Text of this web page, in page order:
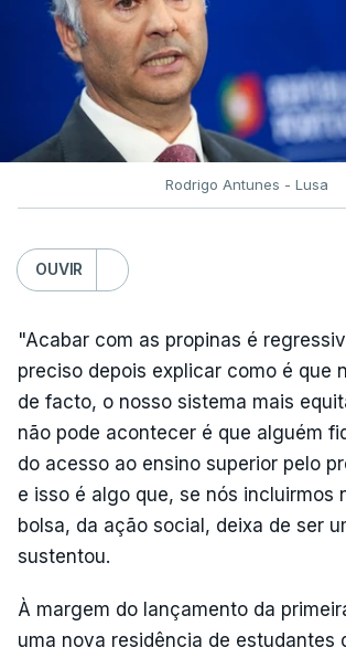
Rodrigo Antunes - Lusa
OUVIR
"Acabar com as propinas é
preciso depois explicar como é que
de facto, o nosso sistema mais
não pode acontecer é que alguém
do acesso ao ensino superior pelo
e isso é algo que, se nós incluirmos
bolsa, da ação social, deixa de ser
sustentou.
À margem do lançamento da
uma nova residência de estudantes